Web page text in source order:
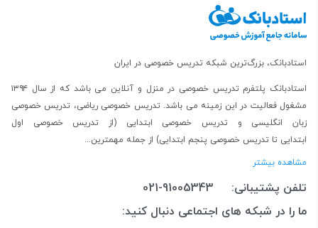
استادبانک، بزرگ‌ترین شبکه تدریس خصوصی در ایران
استادبانک پلتفرم تدریس خصوصی در منزل و آنلاین
می باشد که از سال ۱۳۹۴
مشغول فعالیت در این زمینه می باشد.تدریس خصوصی ریاضی، تدریس خصوصی
زبان انگلیسی و تدریس خصوصی ابتدایی (از
تدریس خصوصی اول
ابتدایی تا تدریس خصوصی پنجم ابتدایی) از جمله مهمترین...
مشاهده بیشتر
تلفن پشتیبانی:
021-91005343
ما را در شبکه های اجتماعی دنبال کنید: